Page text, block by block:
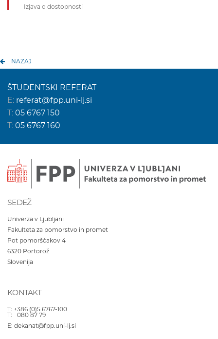
Izjava o dostopnosti
NAZAJ
ŠTUDENTSKI REFERAT
E: referat@fpp.uni-lj.si
T: 05 6767 150
T: 05 6767 160
SEDEŽ
Univerza v Ljubljani
Fakulteta za pomorstvo in promet
Pot pomorščakov 4
6320 Portorož
Slovenija
KONTAKT
T: +386 (0)5 6767-100
T:
080 87 79
E: dekanat@fpp.uni-lj.si